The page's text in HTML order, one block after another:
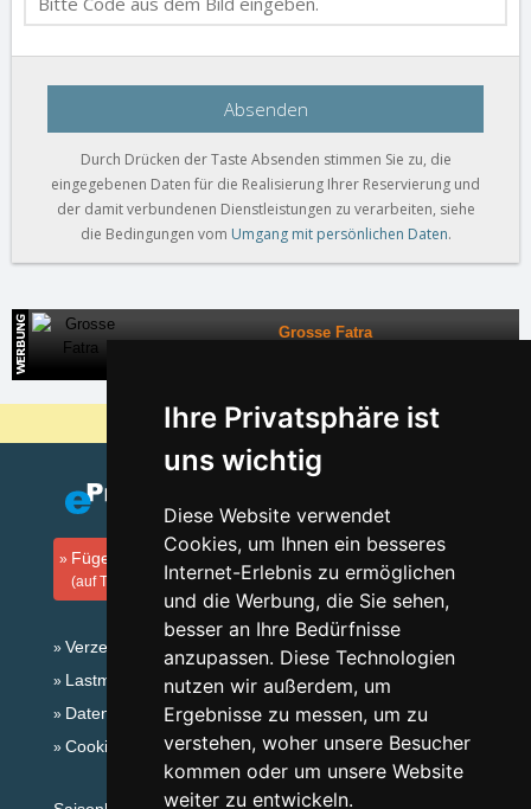
Ihre Privatsphäre ist
uns wichtig
Diese Website verwendet
Cookies, um Ihnen ein besseres
Internet-Erlebnis zu ermöglichen
und die Werbung, die Sie sehen,
besser an Ihre Bedürfnisse
anzupassen. Diese Technologien
nutzen wir außerdem, um
Ergebnisse zu messen, um zu
verstehen, woher unsere Besucher
kommen oder um unsere Website
weiter zu entwickeln.
Absenden
Durch Drücken der Taste Absenden stimmen Sie zu, die
eingegebenen Daten für die Realisierung Ihrer Reservierung und
der damit verbundenen Dienstleistungen zu verarbeiten, siehe
die Bedingungen vom Umgang mit persönlichen Daten.
Grosse Fatra
Warum sind unsere Server am billigsten?
Fügen Sie Ihre Unterkunft hinzu
(auf Tschechisch)
Verzeichnis der Unterkunft
Lastminute Lausitzergebirge und Böhm.Schweiz
Datenschutz
Cookies